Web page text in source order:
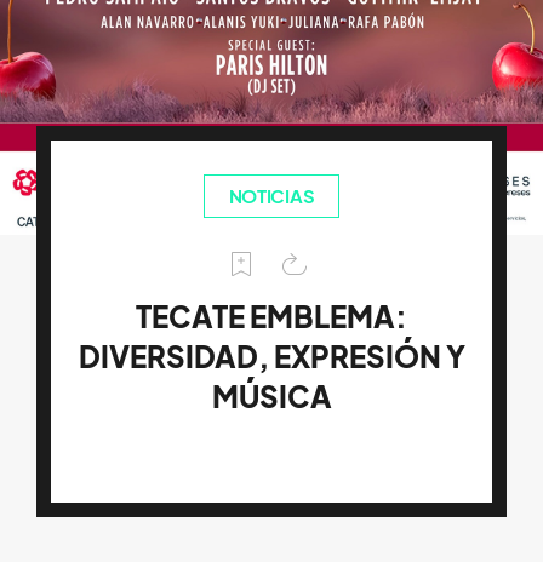
NOTICIAS
TECATE EMBLEMA:
DIVERSIDAD, EXPRESIÓN Y
MÚSICA